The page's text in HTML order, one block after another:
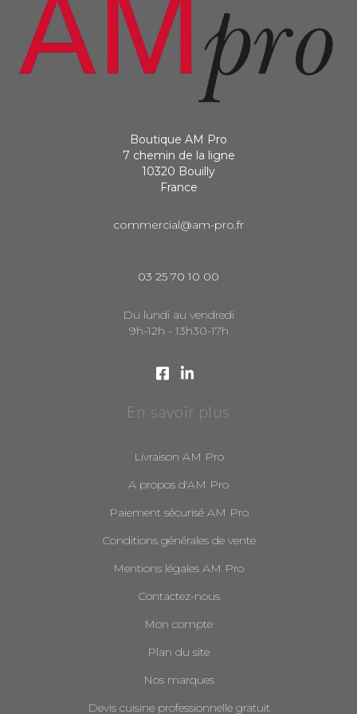
Boutique AM Pro
7 chemin de la ligne
10320 Bouilly
France
commercial@am-pro.fr
03 25 70 10 00
Du lundi au vendredi
9h-12h - 13h30-17h
En savoir plus
Livraison AM Pro
A propos d'AM Pro
Paiement sécurisé AM Pro
Conditions générales de vente
Mentions légales AM Pro
Contactez-nous
Mon compte
Plan du site
Nos marques
Devis cuisine professionnelle gratuit